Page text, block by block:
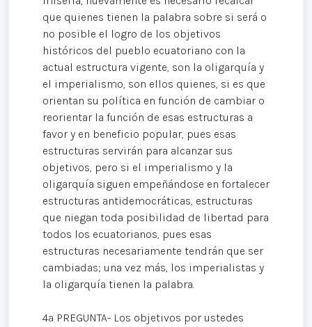
que quienes tienen la palabra sobre si será o
no posible el logro de los objetivos
históricos del pueblo ecuatoriano con la
actual estructura vigente, son la oligarquía y
el imperialismo, son ellos quienes, si es que
orientan su política en función de cambiar o
reorientar la función de esas estructuras a
favor y en beneficio popular, pues esas
estructuras servirán para alcanzar sus
objetivos, pero si el imperialismo y la
oligarquía siguen empeñándose en fortalecer
estructuras antidemocráticas, estructuras
que niegan toda posibilidad de libertad para
todos los ecuatorianos, pues esas
estructuras necesariamente tendrán que ser
cambiadas; una vez más, los imperialistas y
la oligarquía tienen la palabra.
4ª PREGUNTA- Los objetivos por ustedes